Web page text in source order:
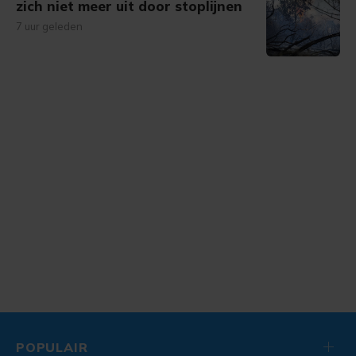
zich niet meer uit door stoplijnen
7 uur geleden
POPULAIR